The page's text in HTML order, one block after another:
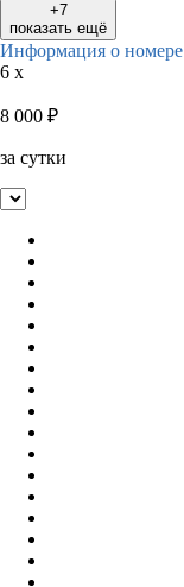
+7
показать ещё
Информация о номере
6 x
8 000 ₽
за сутки